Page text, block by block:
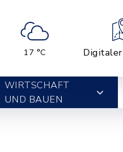
17 °C
WIRTSCHAFT
UND BAUEN